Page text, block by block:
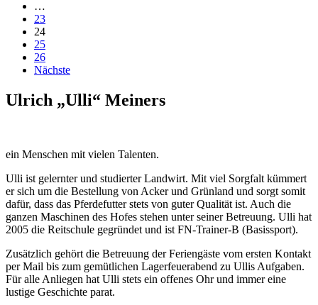
…
23
24
25
26
Nächste
Ulrich „Ulli“ Meiners
ein Menschen mit vielen Talenten.
Ulli ist gelernter und studierter Landwirt. Mit viel Sorgfalt kümmert
er sich um die Bestellung von Acker und Grünland und sorgt somit
dafür, dass das Pferdefutter stets von guter Qualität ist. Auch die
ganzen Maschinen des Hofes stehen unter seiner Betreuung. Ulli hat
2005 die Reitschule gegründet und ist FN-Trainer-B (Basissport).
Zusätzlich gehört die Betreuung der Feriengäste vom ersten Kontakt
per Mail bis zum gemütlichen Lagerfeuerabend zu Ullis Aufgaben.
Für alle Anliegen hat Ulli stets ein offenes Ohr und immer eine
lustige Geschichte parat.